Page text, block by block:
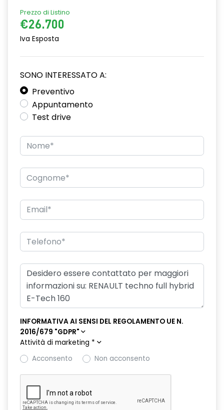
climatizzatore automatico
distance warning avviso distanza di sicurezza
driver display 10''
eCall funzionalità soggetta a copertura di rete;
compatibilità 2G/3G o 4G/5G a seconda del veicolo
emergency lane keep assist assistenza d'emergenza al
mantenimento della corsia
fari full LED adaptative vision, con funzione fendinebbia
integrata
freno di stazionamento elettrico con funzione Auto-Hold
hands-free card per apertura/chiusura porte e avviamento
HAR02
intelligent speed assist assistenza al superamento dei limiti
di velocità
lunotto posteriore con funzione sbrinamento
multi-sense a 4 modalità
privacy glass
Prezzo di Listino
€26.700
Iva Esposta
SONO INTERESSATO A:
Preventivo
Appuntamento
Test drive
INFORMATIVA AI SENSI DEL REGOLAMENTO UE N.
2016/679 "GDPR"
Attività di marketing *
Acconsento
Non acconsento